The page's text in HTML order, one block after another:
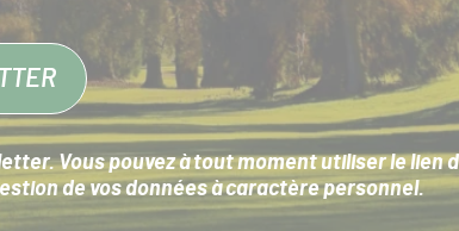
Vous pouvez à tout moment utiliser le lien
de vos données à caractère personnel.